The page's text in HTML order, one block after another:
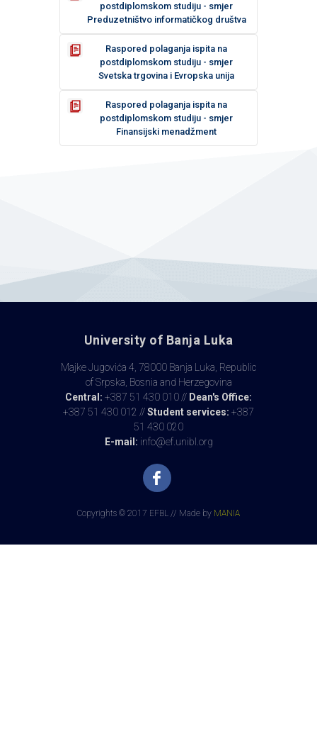
postdiplomskom studiju - smjer
Preduzetništvo informatičkog društva
Raspored polaganja ispita na
postdiplomskom studiju - smjer
Svetska trgovina i Evropska unija
Raspored polaganja ispita na
postdiplomskom studiju - smjer
Finansijski menadžment
University of Banja Luka
Majke Jugovića 4, 78000 Banja Luka, Republic
of Srpska, Bosnia and Herzegovina
Central: +387 51 430 010 // Dean's Office:
+387 51 430 012 //Student services: +387
51 430 020
E-mail: info@ef.unibl.org
Copyrights © 2017 EFBL // Made by MANIA